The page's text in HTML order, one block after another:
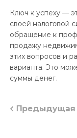
Ключ к успеху —
своей налоговой
обращение к
продажу
этих вопросов и
варианта. Это
суммы денег.
Предыдущая